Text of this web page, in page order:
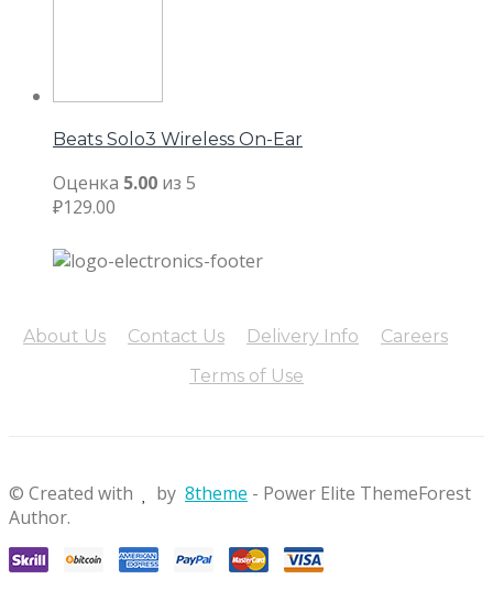
Beats Solo3 Wireless On-Ear
Оценка 5.00 из 5
₽129.00
About Us Contact Us Delivery Info
Careers
Terms of Use
© Created with by 8theme - Power Elite ThemeForest
Author.